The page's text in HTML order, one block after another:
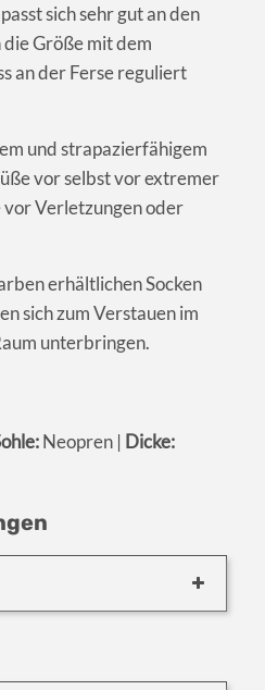
sich sehr gut an den
die Größe mit dem
an der Ferse reguliert
und strapazierfähigem
vor selbst vor extremer
Verletzungen oder
erhältlichen Socken
sich zum Verstauen im
unterbringen.
Neopren | Dicke: